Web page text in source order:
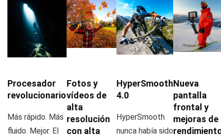
Procesador
revolucionario
Más rápido. Más
fluido. Mejor. El
Fotos y
vídeos de
alta
resolución
con alta
HyperSmooth
4.0
HyperSmooth
nunca había sido
Nueva
pantalla
frontal y
mejoras de